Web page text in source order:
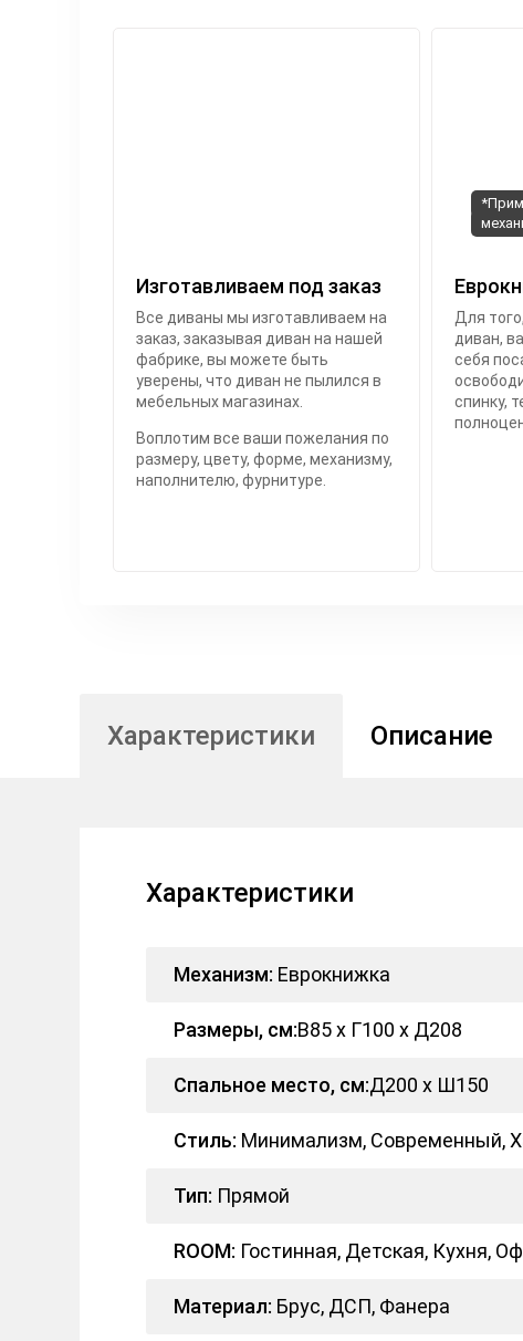
Изготавливаем под заказ
Все диваны мы изготавливаем на
заказ, заказывая диван на нашей
фабрике, вы можете быть
уверены, что диван не пылился в
мебельных магазинах.
Воплотим все ваши пожелания по
размеру, цвету, форме, механизму,
наполнителю, фурнитуре.
Для
диван,
себя
спинку,
Характеристики Описание
Характеристики
Механизм: Еврокнижка
Размеры, см:В85 x Г100 x Д208
Спальное место, см:Д200 x Ш150
Стиль: Минимализм, Современный,
Тип: Прямой
ROOM: Гостинная, Детская, Кухня,
Материал: Брус, ДСП, Фанера